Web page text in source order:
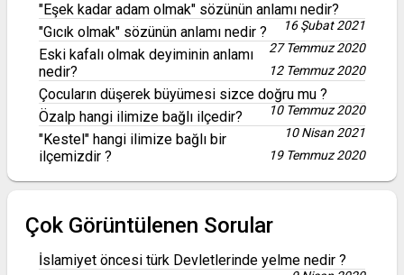
"Eşek kadar adam olmak" sözünün anlamı nedir?
16 Şubat 2021
"Gıcık olmak" sözünün anlamı nedir ?
27 Temmuz 2020
Eski kafalı olmak deyiminin anlamı
nedir?
12 Temmuz 2020
Çocuların düşerek büyümesi sizce doğru mu ?
10 Temmuz 2020
Özalp hangi ilimize bağlı ilçedir?
10 Nisan 2021
"Kestel" hangi ilimize bağlı bir
ilçemizdir ?
19 Temmuz 2020
Çok Görüntülenen Sorular
İslamiyet öncesi türk Devletlerinde yelme nedir ?